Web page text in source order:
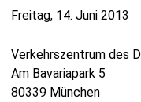
Freitag, 14. Juni 2013
Verkehrszentrum des
Am Bavariapark 5
80339 München